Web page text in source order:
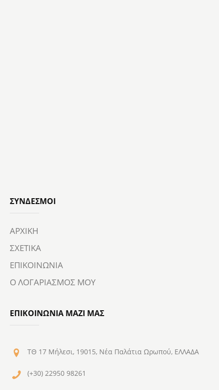
ΣΎΝΔΕΣΜΟΙ
ΑΡΧΙΚΗ
ΣΧΕΤΙΚΑ
ΕΠΙΚΟΙΝΩΝΙΑ
Ο ΛΟΓΑΡΙΑΣΜΟΣ ΜΟΥ
ΕΠΙΚΟΙΝΩΝΙΑ ΜΑΖΙ ΜΑΣ
ΤΘ 17 Μήλεσι, 19015, Νέα Παλάτια Ωρωπού, ΕΛΛΑΔΑ
(+30) 22950 98261